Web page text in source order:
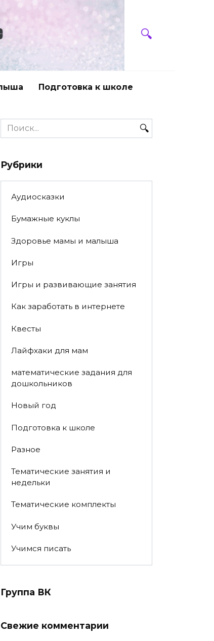
Подготовка к школе
Search
for:
Рубрики
Аудиосказки
Бумажные куклы
Здоровье мамы и малыша
Игры
Игры и развивающие занятия
Как заработать в интернете
Квесты
Лайфхаки для мам
математические задания для
дошкольников
Новый год
Подготовка к школе
Разное
Тематические занятия и
недельки
Тематические комплекты
Учим буквы
Учимся писать
Группа ВК
Свежие комментарии